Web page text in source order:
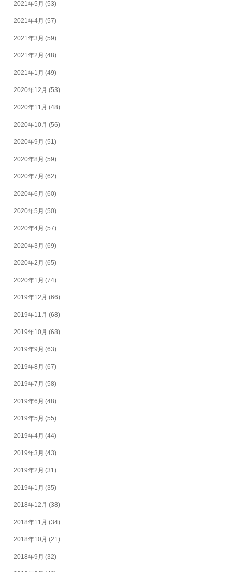
2021年5月 (53)
2021年4月 (57)
2021年3月 (59)
2021年2月 (48)
2021年1月 (49)
2020年12月 (53)
2020年11月 (48)
2020年10月 (56)
2020年9月 (51)
2020年8月 (59)
2020年7月 (62)
2020年6月 (60)
2020年5月 (50)
2020年4月 (57)
2020年3月 (69)
2020年2月 (65)
2020年1月 (74)
2019年12月 (66)
2019年11月 (68)
2019年10月 (68)
2019年9月 (63)
2019年8月 (67)
2019年7月 (58)
2019年6月 (48)
2019年5月 (55)
2019年4月 (44)
2019年3月 (43)
2019年2月 (31)
2019年1月 (35)
2018年12月 (38)
2018年11月 (34)
2018年10月 (21)
2018年9月 (32)